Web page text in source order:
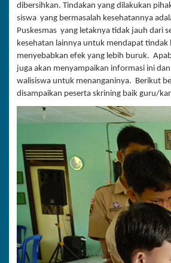
dibersihkan. Tindakan yang dilakukan
siswa yang bermasalah kesehatannya
Puskesmas yang letaknya tidak jauh dari
kesehatan lainnya untuk mendapat tindak
menyebabkan efek yang lebih buruk.
juga akan menyampaikan informasi ini
walisiswa untuk menanganinya. Berikut
disampaikan peserta skrining baik guru/